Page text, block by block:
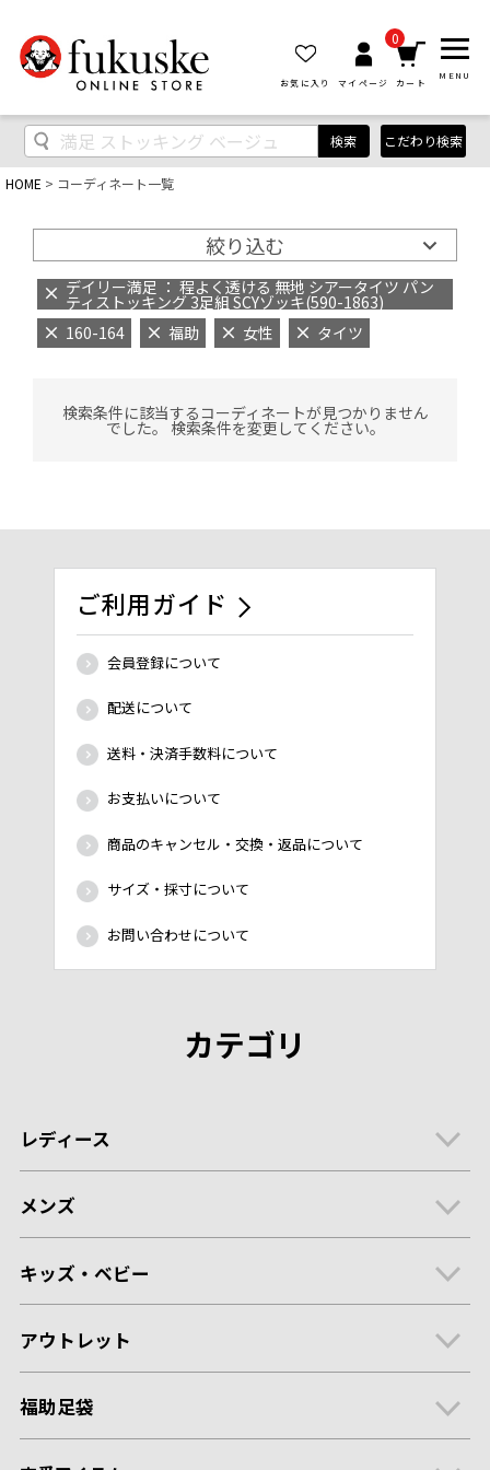
お気に入り マイページ
0
カート
MENU
検索 こだわり検索
HOME コーディネート一覧
絞り込む
デイリー満足 ： 程よく透ける 無地 シアータイツ パン
ティストッキング 3足組 SCYゾッキ(590-1863)
160-164
福助 女性 タイツ
検索条件に該当するコーディネートが見つかりません
でした。 検索条件を変更してください。
ご利用ガイド
会員登録について
配送について
送料・決済手数料について
お支払いについて
商品のキャンセル・交換・返品について
サイズ・採寸について
お問い合わせについて
カテゴリ
レディース
メンズ
キッズ・ベビー
アウトレット
福助足袋